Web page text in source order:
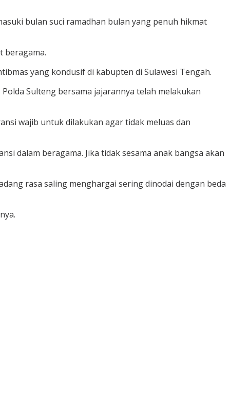
bulan suci ramadhan bulan yang penuh hikmat
beragama.
yang kondusif di kabupten di Sulawesi Tengah.
Sulteng bersama jajarannya telah melakukan
wajib untuk dilakukan agar tidak meluas dan
dalam beragama. Jika tidak sesama anak bangsa akan
rasa saling menghargai sering dinodai dengan beda